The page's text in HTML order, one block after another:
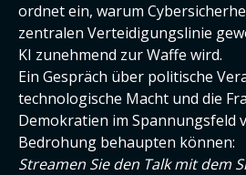
ordnet ein, warum
zentralen Verteidigungslinie
KI zunehmend zur Waffe wird.
Ein Gespräch über politische
technologische Macht und die
Demokratien im Spannungsfeld
Bedrohung behaupten können:
Streamen Sie den Talk mit dem